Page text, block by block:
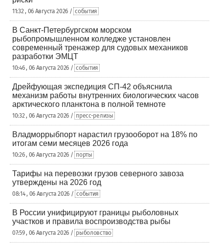
11:32 , 06 Августа 2026 / события
В Санкт-Петербургском морском
рыбопромышленном колледже установлен
современный тренажер для судовых механиков
разработки ЭМЦТ
10:46 , 06 Августа 2026 / события
Дрейфующая экспедиция СП-42 объяснила
механизм работы внутренних биологических часов
арктического планктона в полной темноте
10:32 , 06 Августа 2026 / пресс-релизы
Владморрыбпорт нарастил грузооборот на 18% по
итогам семи месяцев 2026 года
10:26 , 06 Августа 2026 / порты
Тарифы на перевозки грузов северного завоза
утверждены на 2026 год
08:14 , 06 Августа 2026 / события
В России унифицируют границы рыболовных
участков и правила воспроизводства рыбы
07:59 , 06 Августа 2026 / рыболовство